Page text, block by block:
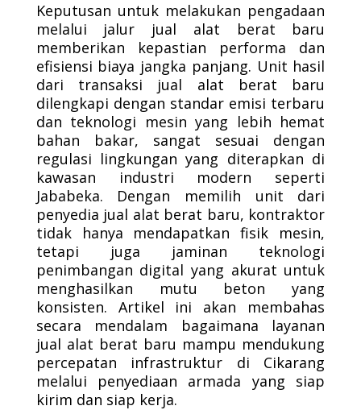
Keputusan untuk melakukan pengadaan
melalui jalur jual alat berat baru
memberikan kepastian performa dan
efisiensi biaya jangka panjang. Unit hasil
dari transaksi jual alat berat baru
dilengkapi dengan standar emisi terbaru
dan teknologi mesin yang lebih hemat
bahan bakar, sangat sesuai dengan
regulasi lingkungan yang diterapkan di
kawasan industri modern seperti
Jababeka. Dengan memilih unit dari
penyedia jual alat berat baru, kontraktor
tidak hanya mendapatkan fisik mesin,
tetapi juga jaminan teknologi
penimbangan digital yang akurat untuk
menghasilkan mutu beton yang
konsisten. Artikel ini akan membahas
secara mendalam bagaimana layanan
jual alat berat baru mampu mendukung
percepatan infrastruktur di Cikarang
melalui penyediaan armada yang siap
kirim dan siap kerja.